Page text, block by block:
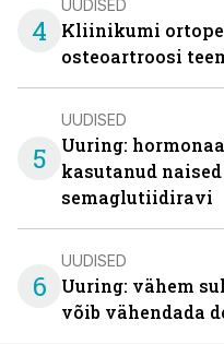
4
UUDISED
Kliinikumi
osteoartroosi
5
UUDISED
Uuring:
kasutanud
semaglutiidiravi
6
UUDISED
Uuring: vähem
võib vähendada